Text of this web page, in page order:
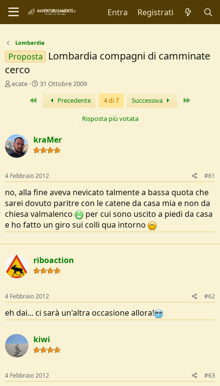
Entra Registrati
Lombardia
Proposta
Lombardia compagni di camminate
cerco
C
r
e
D
s
c
u
s
s
i
o
n
e
ecate
D
I
n
i
o
31 Ottobre 2009
Primo Precedente 4 di 7 Successiva
Risposta più votata
kraMer
4 Febbraio 2012 #61
no, alla fine aveva nevicato talmente a bassa quota che
sarei dovuto paritre con le catene da casa mia e non da
chiesa valmalenco
per cui sono uscito a piedi da casa
e ho fatto un giro sui colli qua intorno
riboaction
4 Febbraio 2012 #62
eh dai... ci sarà un'altra occasione allora!
kiwi
4 Febbraio 2012 #63